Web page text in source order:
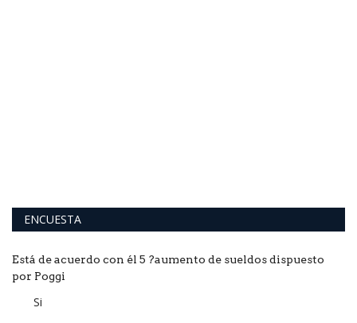
ENCUESTA
Está de acuerdo con él 5 ?aumento de sueldos dispuesto
por Poggi
Si